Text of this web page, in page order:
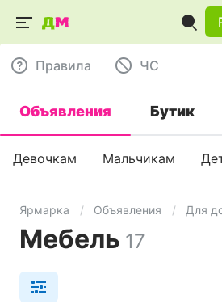
Правила ЧC
Объявления Бутик
Девочкам Мальчикам
Ярмарка Объявления Для
Мебель 17